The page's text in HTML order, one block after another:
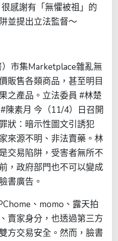
感謝有「無懼被祖」的
並提出立法監督～
市集Marketplace雜亂無
販售各類商品，甚至明目
之產品。立法委員 #林楚
陳素月 今（11/4）日召開
狀：暗示性圖文引誘犯
來源不明、非法賣藥。林
交易陷阱，受害者無所不
，政府部門也不可以變成
書廣告。
、momo、露天拍
賣家身分，也透過第三方
方交易安全。然而，臉書